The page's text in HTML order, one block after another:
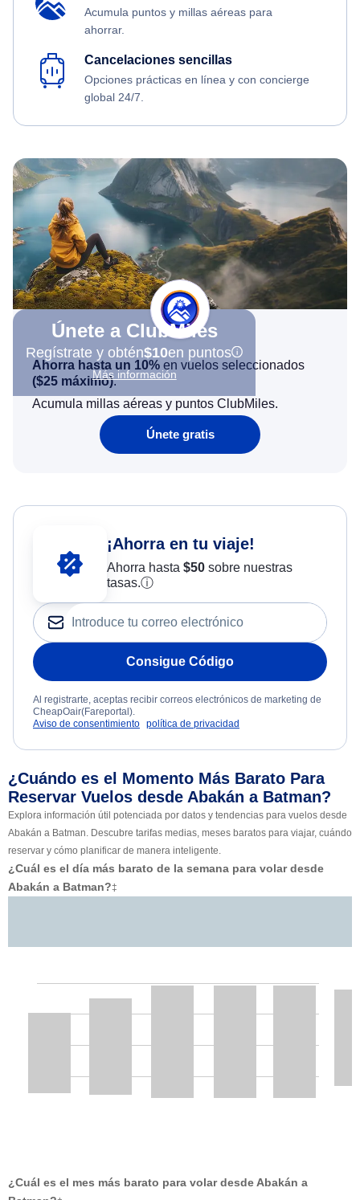
Acumula puntos y millas aéreas para
ahorrar.
Cancelaciones sencillas
Opciones prácticas en línea y con concierge
global 24/7.
Únete a ClubMiles
Regístrate y obtén$10en puntos
Más información
Ahorra hasta un 10% en vuelos seleccionados
($25 máximo).
Acumula millas aéreas y puntos ClubMiles.
Únete gratis
¡Ahorra en tu viaje!
Ahorra hasta $50sobre nuestras
tasas.ⓘ
Consigue Código
Al registrarte, aceptas recibir correos electrónicos de marketing de
CheapOair(Fareportal).
Aviso de consentimiento política de privacidad
¿Cuándo es el Momento Más Barato Para
Reservar Vuelos desde Abakán a Batman?
Explora información útil potenciada por datos y tendencias para vuelos desde
Abakán a Batman. Descubre tarifas medias, meses baratos para viajar, cuándo
reservar y cómo planificar de manera inteligente.
¿Cuál es el día más barato de la semana para volar desde
Abakán a Batman?‡
¿Cuál es el mes más barato para volar desde Abakán a